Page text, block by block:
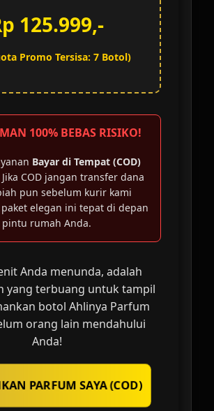
125.999,-
Promo Tersisa: 7 Botol)
100% BEBAS RISIKO!
Bayar di Tempat (COD)
Jika COD jangan transfer dana
pun sebelum kurir kami
elegan ini tepat di depan
pintu rumah Anda.
Anda menunda, adalah
yang terbuang untuk tampil
botol Ahlinya Parfum
orang lain mendahului
Anda!
PARFUM SAYA (COD)